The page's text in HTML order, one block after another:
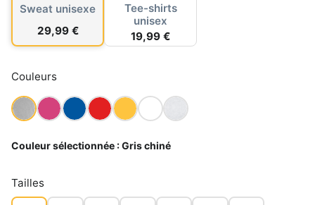
Sweat unisexe
29,99 €
Tee-shirts
unisex
19,99 €
Couleurs
Couleur sélectionnée :Gris chiné
Tailles